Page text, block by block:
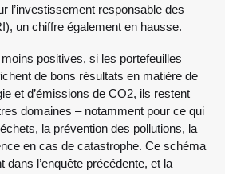
l’investissement responsable des
un chiffre également en hausse.
positives, si les portefeuilles
de bons résultats en matière de
et d’émissions de CO2, ils restent
domaines – notamment pour ce qui
la prévention des pollutions, la
en cas de catastrophe. Ce schéma
dans l’enquête précédente, et la